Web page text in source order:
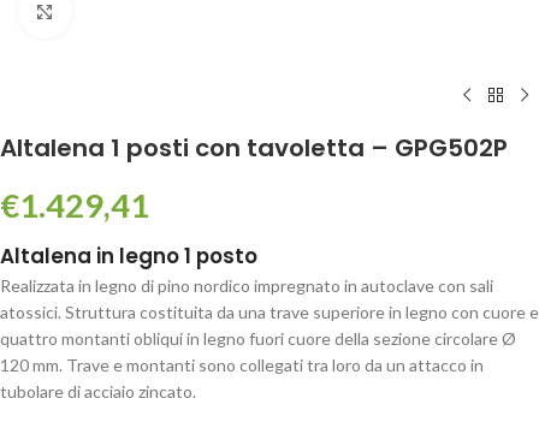
Altalena 1 posti con tavoletta – GPG502P
€1.429,41
Altalena in legno 1 posto
Realizzata in legno di pino nordico impregnato in autoclave con sali
atossici. Struttura costituita da una trave superiore in legno con cuore e
quattro montanti obliqui in legno fuori cuore della sezione circolare Ø
120 mm. Trave e montanti sono collegati tra loro da un attacco in
tubolare di acciaio zincato.